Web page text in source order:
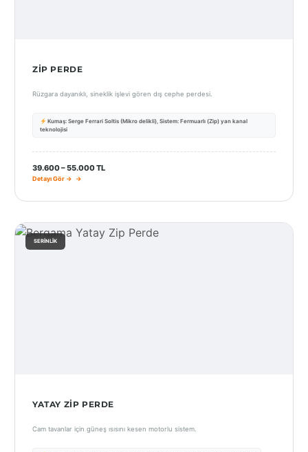
ZIP PERDE
Rüzgara dayanıklı, sineklik işlevi gören dış cephe perdesi.
Kumaş: Serge Ferrari Soltis (Mikro delikli), Sistem: Fermuarlı (Zip) yan kanal
teknolojisi
39.600 – 55.000 TL
Detayı Gör →
SERINLIK
YATAY ZIP PERDE
Cam tavanlar için güneş ısısını kesen motorlu sistem.